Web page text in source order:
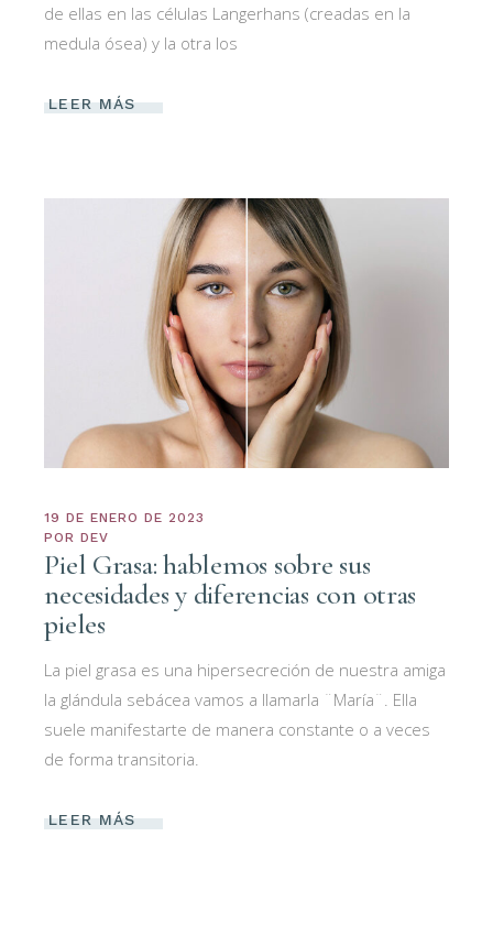
de ellas en las células Langerhans (creadas en la
medula ósea) y la otra los
LEER MÁS
19 DE ENERO DE 2023
POR DEV
Piel Grasa: hablemos sobre sus
necesidades y diferencias con otras
pieles
La piel grasa es una hipersecreción de nuestra amiga
la glándula sebácea vamos a llamarla ¨María¨. Ella
suele manifestarte de manera constante o a veces
de forma transitoria.
LEER MÁS